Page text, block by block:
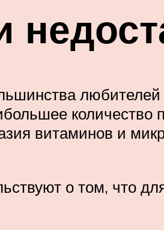
витаминов и
о том, что